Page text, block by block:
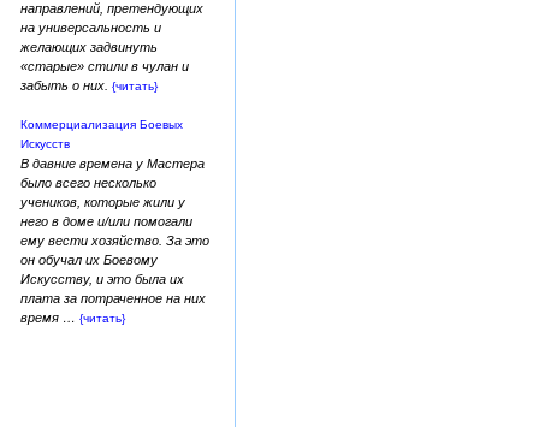
направлений, претендующих
на универсальность и
желающих задвинуть
«старые» стили в чулан и
забыть о них. {читать}
Коммерциализация Боевых
Искусств
В давние времена у Мастера
было всего несколько
учеников, которые жили у
него в доме и/или помогали
ему вести хозяйство. За это
он обучал их Боевому
Искусству, и это была их
плата за потраченное на них
время … {читать}